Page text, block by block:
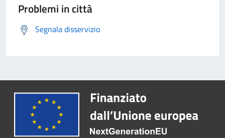
Problemi in città
Segnala disservizio